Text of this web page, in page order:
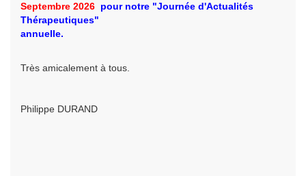
Septembre 2026 pour notre "Journée d'Actualités
Thérapeutiques"
annuelle.
Très amicalement à tous.
Philippe DURAND